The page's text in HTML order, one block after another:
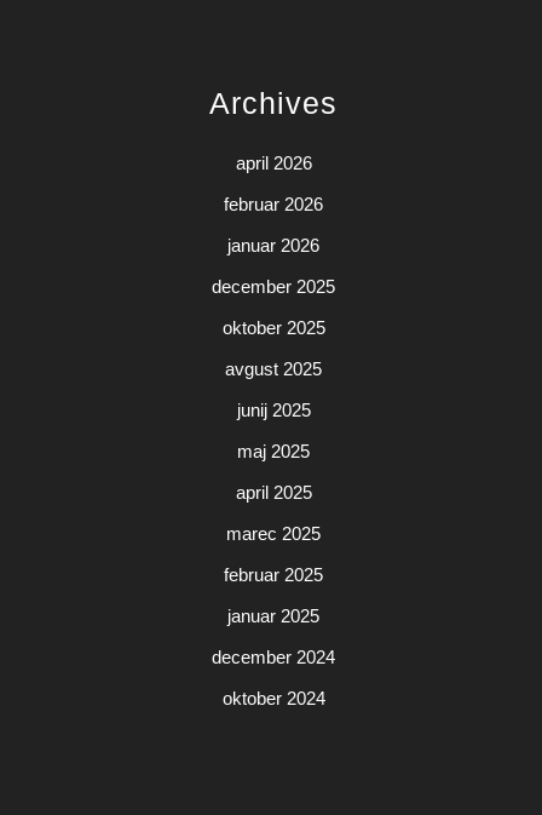
Archives
april 2026
februar 2026
januar 2026
december 2025
oktober 2025
avgust 2025
junij 2025
maj 2025
april 2025
marec 2025
februar 2025
januar 2025
december 2024
oktober 2024